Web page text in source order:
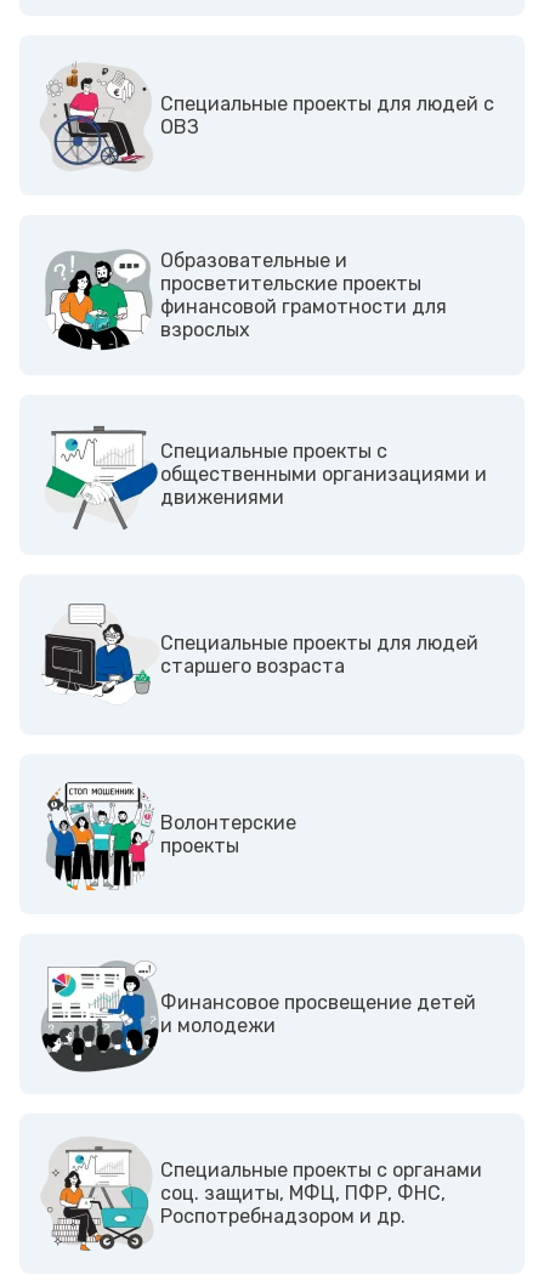
Cпециальные проекты для людей с
ОВЗ
Образовательные и
просветительские проекты
финансовой грамотности для
взрослых
Cпециальные проекты с
общественными организациями и
движениями
Специальные проекты для людей
старшего возраста
Волонтерские
проекты
Финансовое просвещение детей
и молодежи
Cпециальные проекты с органами
соц. защиты, МФЦ, ПФР, ФНС,
Роспотребнадзором и др.